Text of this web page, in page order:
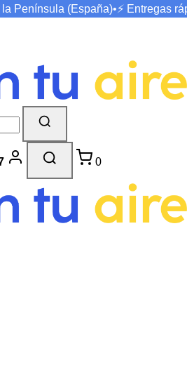
la Península (España)•⚡ Entregas
0